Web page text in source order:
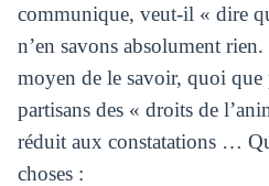
communique, veut-il « dire
n’en savons absolument
moyen de le savoir, quoi que
partisans des « droits de
réduit aux constatations …
choses :